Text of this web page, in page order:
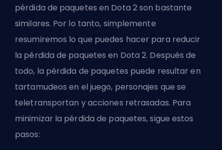
pérdida de paquetes en Dota 2 son bastante
similares. Por lo tanto, simplemente
resumiremos lo que puedes hacer para reducir
la pérdida de paquetes en Dota 2. Después de
todo, la pérdida de paquetes puede resultar en
tartamudeos en el juego, personajes que se
teletransportan y acciones retrasadas. Para
minimizar la pérdida de paquetes, sigue estos
pasos: